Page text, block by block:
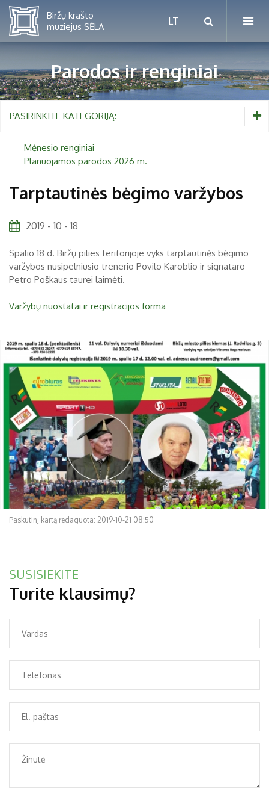
Mėnesio renginiai
Vaikams nuo 5 iki 10 metų
Šeimoms
Biržai ir Radvilos
Religijos
Biržai XX a.
RUGPJŪTIS
Pr An Tr Ke Pe Še
Se
1
6 7 8
9
10
11 12 13 14 15
16
17
18 19 20 21 22
23
24
25 26 27 28 29
30
31
Parodos ir renginiai
PASIRINKITE KATEGORIJĄ:
Mėnesio renginiai
Planuojamos parodos 2026 m.
Tarptautinės bėgimo varžybos
2019 - 10 - 18
Spalio 18 d. Biržų pilies teritorijoje vyks tarptautinės bėgimo
varžybos nusipelniusio trenerio Povilo Karoblio ir signataro
Petro Poškaus taurei laimėti.
Varžybų nuostatai ir registracijos forma
Paskutinį kartą redaguota: 2019-10-21 08:50
SUSISIEKITE
Turite klausimų?